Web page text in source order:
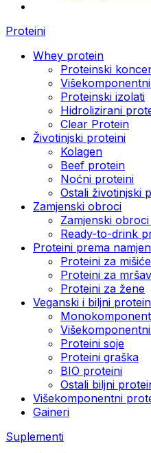
Proteini
Whey protein
Proteinski
Proteinski izolati
Hidrolizirani
Clear Protein
Životinjski proteini
Kolagen
Beef protein
Noćni proteini
Ostali životinjski
Zamjenski obroci
Zamjenski
Ready-to-drink
Proteini prema
Proteini za mišiće
Proteini za
Proteini za žene
Veganski i biljni
Proteini soje
Proteini graška
BIO proteini
Ostali biljni
Višekomponentni
Gaineri
Suplementi